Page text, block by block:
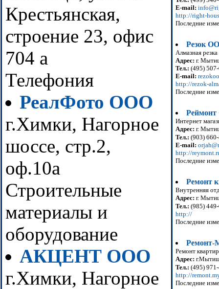
Крестьянская,
строение 23, офис
704 а
Телефония
РеалФото ООО
г.Химки, Нагорное
шоссе, стр.2,
оф.10а
Строительные
материалы и
оборудование
АКЦЕНТ ООО
г.Химки, Нагорное
E-mail:
http://right-
Последние
Резок
Алмазная
Адрес: г.
Тел.: (495)
E-mail:
http://rezok-
Последние
Интернет
Адрес: г.
Тел.: (903)
E-mail:
http://
Последние
Ремонт
Внутренняя
Адрес: г.
Тел.: (985)
http://
Последние
Ремонт
Адрес:
Тел.: (495)
http://
Последние